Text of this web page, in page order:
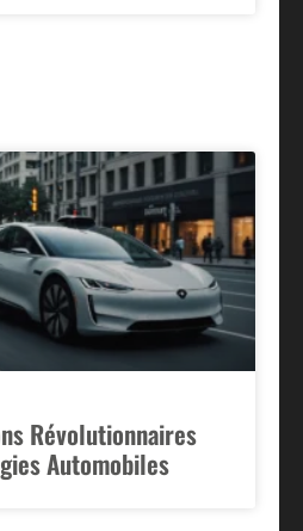
Révolutionnaires
Automobiles